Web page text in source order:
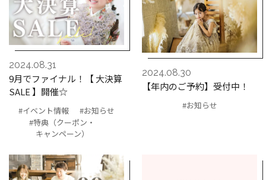
2024.08.31
9月でファイナル！【 大決算
SALE 】開催☆
#イベント情報
#お知らせ
#特典（クーポン・
キャンペーン）
2024.08.30
【年内のご予約】受付中！
#お知らせ